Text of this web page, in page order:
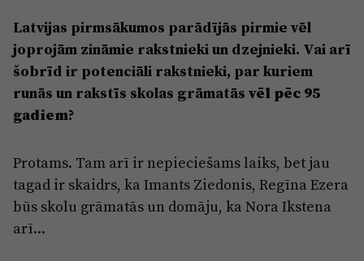
Latvijas pirmsākumos parādījās pirmie vēl
joprojām zināmie rakstnieki un dzejnieki. Vai arī
šobrīd ir potenciāli rakstnieki, par kuriem
runās un rakstīs skolas grāmatās vēl pēc 95
gadiem?
Protams. Tam arī ir nepieciešams laiks, bet jau
tagad ir skaidrs, ka Imants Ziedonis, Regīna Ezera
būs skolu grāmatās un domāju, ka Nora Ikstena
arī...